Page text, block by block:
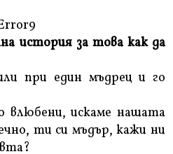
история за това как да
при един мъдрец и го
влюбени, искаме нашата
ти си мъдър, кажи ни